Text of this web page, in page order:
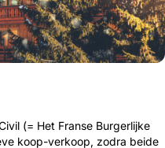
(= Het Franse Burgerlijke
koop-verkoop, zodra beide